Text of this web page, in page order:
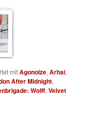
mitAgonoize,Arhai,
After Midnight,
Wolff,Velvet